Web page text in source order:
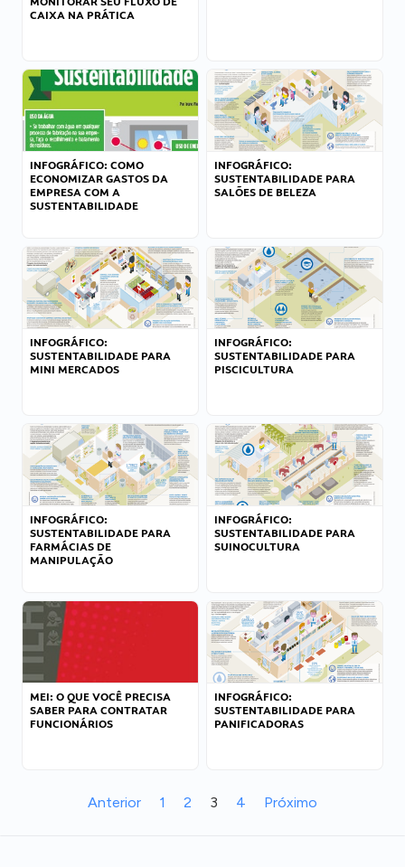
CAIXA NA PRÁTICA
INFOGRÁFICO: COMO
ECONOMIZAR GASTOS DA
EMPRESA COM A
SUSTENTABILIDADE
INFOGRÁFICO:
SUSTENTABILIDADE PARA
SALÕES DE BELEZA
INFOGRÁFICO:
SUSTENTABILIDADE PARA
MINI MERCADOS
INFOGRÁFICO:
SUSTENTABILIDADE PARA
PISCICULTURA
INFOGRÁFICO:
SUSTENTABILIDADE PARA
FARMÁCIAS DE
MANIPULAÇÃO
INFOGRÁFICO:
SUSTENTABILIDADE PARA
SUINOCULTURA
MEI: O QUE VOCÊ PRECISA
SABER PARA CONTRATAR
FUNCIONÁRIOS
INFOGRÁFICO:
SUSTENTABILIDADE PARA
PANIFICADORAS
Anterior 1 2 3 4 Próximo